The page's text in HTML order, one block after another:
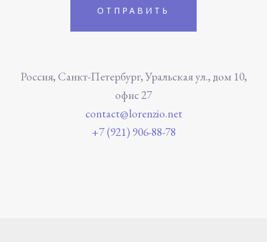
Россия, Санкт-Петербург, Уральская ул., дом 10,
офис 27
contact@lorenzio.net
+7 (921) 906-88-78